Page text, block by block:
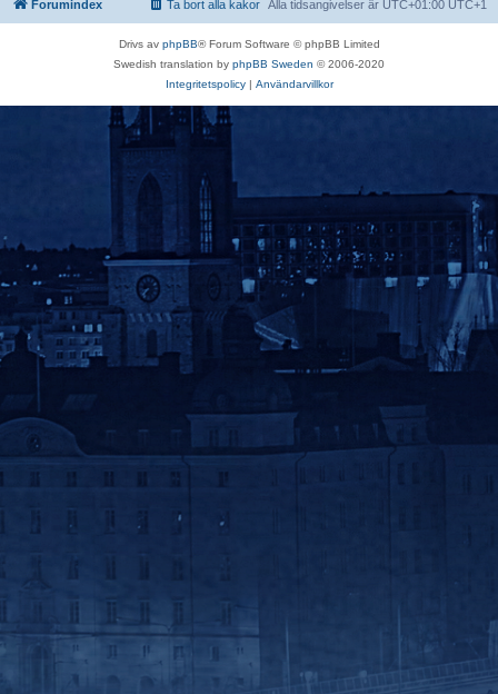
Forumindex Alla tidsangivelser är UTC+01:00 UTC+1
Ta bort alla kakor
Drivs av phpBB® Forum Software © phpBB Limited
Swedish translation by phpBB Sweden © 2006-2020
Integritetspolicy| Användarvillkor